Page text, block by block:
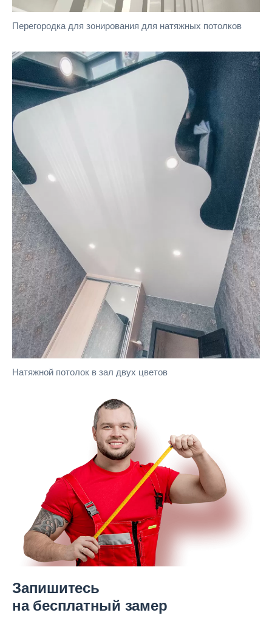
Перегородка для зонирования для натяжных потолков
Натяжной потолок в зал двух цветов
Запишитесь
на бесплатный замер